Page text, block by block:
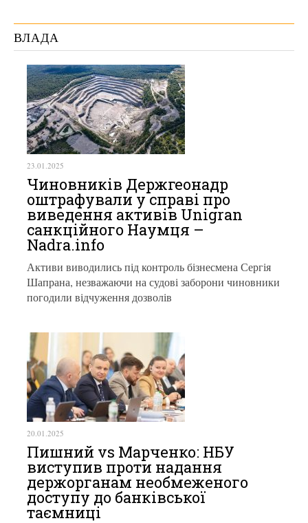
ВЛАДА
23.01.2025
Чиновників Держгеонадр
оштрафували у справі про
виведення активів Unigran
санкційного Наумця –
Nadra.info
Активи виводились під контроль бізнесмена Сергія
Шапрана, незважаючи на судові заборони чиновники
погодили відчуження дозволів
20.01.2025
Пишний vs Марченко: НБУ
виступив проти надання
держорганам необмеженого
доступу до банківської
таємниці